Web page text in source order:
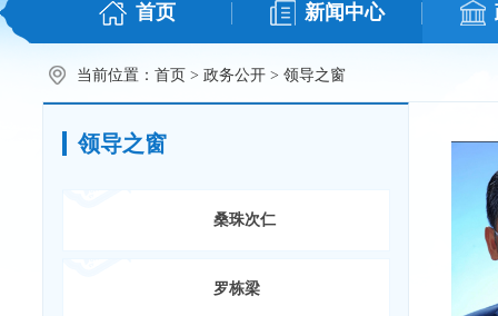
首页 新闻中心
当前位置： 首页 > 政务公开 > 领导之窗
领导之窗
桑珠次仁
罗栋梁